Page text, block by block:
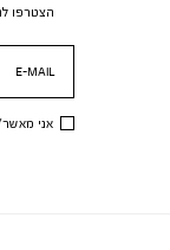
הצטרפו לניוזלטר
E-MAIL
אני